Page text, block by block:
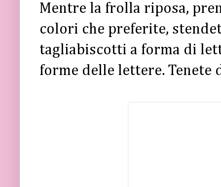
Mentre la frolla riposa,
colori che preferite,
tagliabiscotti a forma di
forme delle lettere. Tenete